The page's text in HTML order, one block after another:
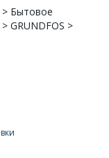
> Бытовое
>GRUNDFOS >